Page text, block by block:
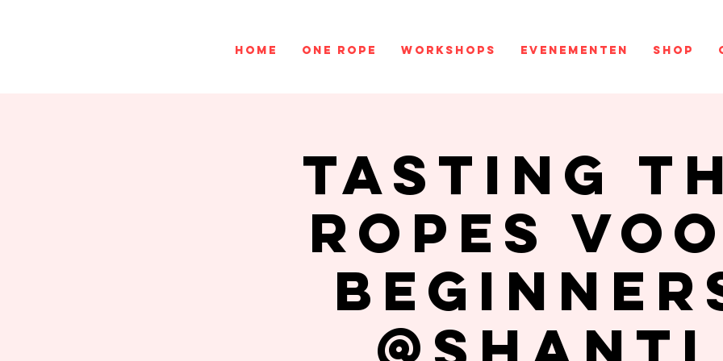
Home One rope Workshops Evenementen Shop
Tasting
ropes